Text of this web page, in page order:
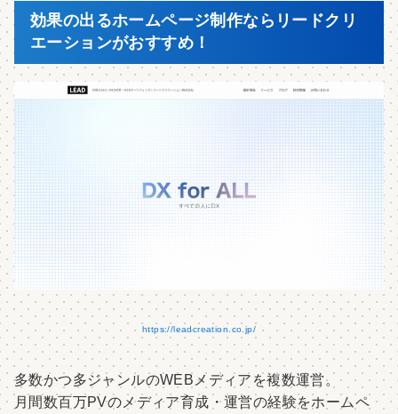
効果の出るホームページ制作ならリードクリ
エーションがおすすめ！
https://leadcreation.co.jp/
多数かつ多ジャンルのWEBメディアを複数運営。
月間数百万PVのメディア育成・運営の経験をホームペ